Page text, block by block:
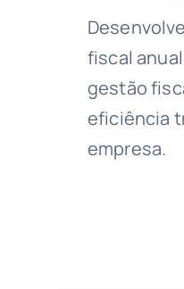
fiscal
gestão
eficiência
empresa.